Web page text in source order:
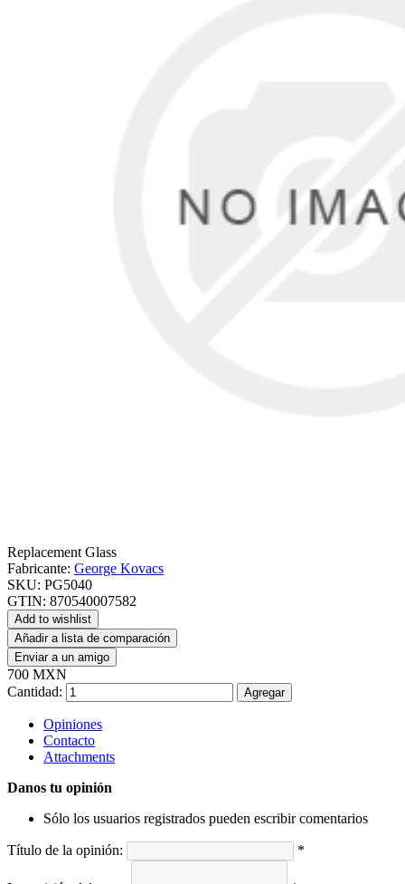
Replacement Glass
Fabricante: George Kovacs
SKU: PG5040
GTIN: 870540007582
Add to wishlist
Añadir a lista de comparación
Enviar a un amigo
700 MXN
Cantidad:
Agregar
Opiniones
Contacto
Attachments
Danos tu opinión
Sólo los usuarios registrados pueden escribir comentarios
Título de la opinión: *